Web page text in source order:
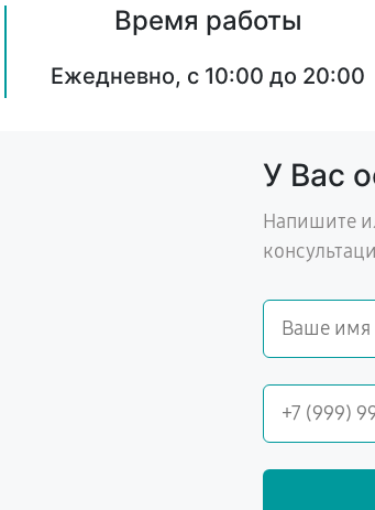
Время работы
Ежедневно, с 10:00 до 20:00
У Вас
Напишите